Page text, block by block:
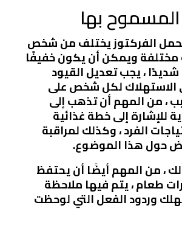
بها
الفركتوز يختلف من شخص
مختلفة ويمكن أن يكون خفيفًا
، يجب تعديل القيود
الاستهلاك لكل شخص على
، من المهم أن تذهب إلى
للإشارة إلى خطة غذائية
الفرد ، وكذلك لمراقبة
حول هذا الموضوع.
، من المهم أيضًا أن يحتفظ
طعام ، يتم فيها ملاحظة
وردود الفعل التي لوحظت